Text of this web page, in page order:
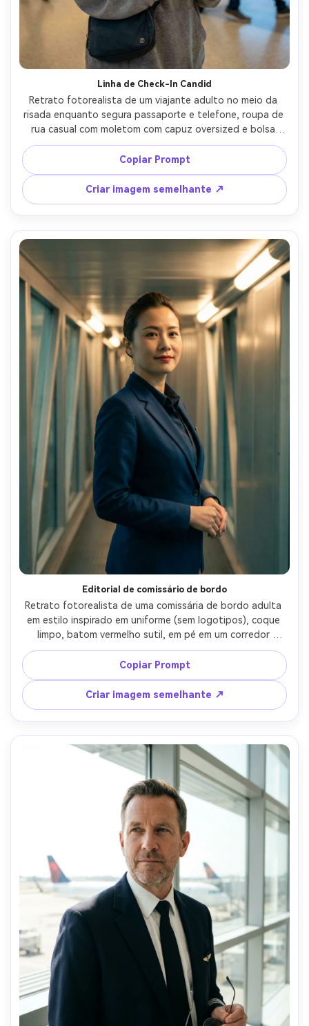
Linha de Check-In Candid
Retrato fotorealista de um viajante adulto no meio da
risada enquanto segura passaporte e telefone, roupa de
rua casual com moletom com capuz oversized e bolsa
crossbody, contadores de check-in suavemente borrados
no fundo, luz do dia fresca misturada com fluorescentes
acima equilibrados naturalmente, Nikon Z8, 35mm f/1.8,
enquadramento candid de três quartos, movimento leve
apenas no fundo, humor animado e otimista, poros
realistas e cabelo voador, contraste limpo, alta resolução,
olhos afiados, classificação de cores naturais-AR 4:5
Copiar Prompt
Criar imagem semelhante ↗
Editorial de comissário de bordo
Retrato fotorealista de uma comissária de bordo adulta
em estilo inspirado em uniforme (sem logotipos), coque
limpo, batom vermelho sutil, em pé em um corredor
silencioso de ponte a jato, mãos suavemente cerradas,
iluminação suave de tira aérea com destaques
controlados, Fujifilm GFX100S, 80mm f/1.7, close-up
médio, composição simétrica, humor profissional
confiante, textura realista do tecido, sombras naturais,
foco nítido, alta resolução, classificação cinematográfica
azul-e-quente-AR 4:5
Copiar Prompt
Criar imagem semelhante ↗